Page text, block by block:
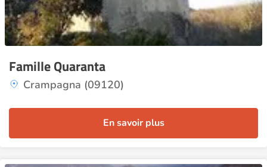
Famille Quaranta
Crampagna (09120)
En savoir plus